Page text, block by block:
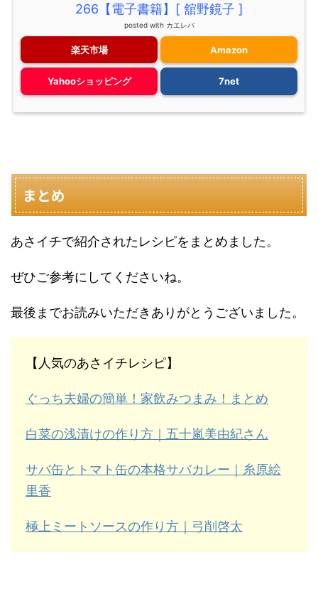
266【電子書籍】[ 舘野鏡子 ]
posted with カエレバ
楽天市場 Amazon
Yahooショッピング 7net
まとめ
あさイチで紹介されたレシピをまとめました。
ぜひご参考にしてくださいね。
最後までお読みいただきありがとうございました。
【人気のあさイチレシピ】
ぐっち夫婦の簡単！家飲みつまみ！まとめ
白菜の浅漬けの作り方｜五十嵐美由紀さん
サバ缶とトマト缶の本格サバカレー｜糸原絵
里香
極上ミートソースの作り方｜弓削啓太